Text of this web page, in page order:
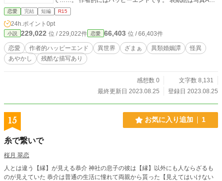
よりchoco❁⃘*.ﾟさまの作品(写真のID：22301734)をお借りし
ております。 この作品は、別サイトにも投稿しております。
(小説家になろうではホラージャンルに投稿しておりますが、
アルファポリスではカテゴリーエラーを避けるために恋愛ジ
ャンルでの投稿となっております。ご了承ください)
恋愛 完結 短編 R15
24h.ポイント 0pt
小説 229,022 位 / 229,022件 恋愛 66,403 位 / 66,403件
恋愛 作者的ハッピーエンド 異世界 ざまぁ 異類婚姻譚
怪異
あやかし
残酷な描写あり
感想数 0
文字数 8,131
最終更新日 2023.08.25
登録日 2023.08.25
15 お気に入り追加 1
糸で繋いで
桜月 翠恋
人とは違う【縁】が見える恭介 神社の息子の彼は【縁】以外にも人ならざるも
のが見えていた 恭介は普通の生活に憧れて両親から貰った【見えてはいけない